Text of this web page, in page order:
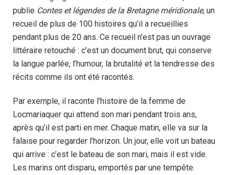
publie Contes et légendes de la Bretagne méridionale, un
recueil de plus de 100 histoires qu’il a recueillies
pendant plus de 20 ans. Ce recueil n’est pas un ouvrage
littéraire retouché : c’est un document brut, qui conserve
la langue parlée, l’humour, la brutalité et la tendresse des
récits comme ils ont été racontés.
Par exemple, il raconte l’histoire de la femme de
Locmariaquer qui attend son mari pendant trois ans,
après qu’il est parti en mer. Chaque matin, elle va sur la
falaise pour regarder l’horizon. Un jour, elle voit un bateau
qui arrive : c’est le bateau de son mari, mais il est vide.
Les marins ont disparu, emportés par une tempête.